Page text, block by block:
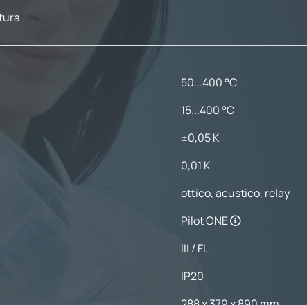
50...400 °C
15...400 °C
±0,05 K
0,01 K
ottico, acustico, relay
Pilot ONE
III / FL
IP20